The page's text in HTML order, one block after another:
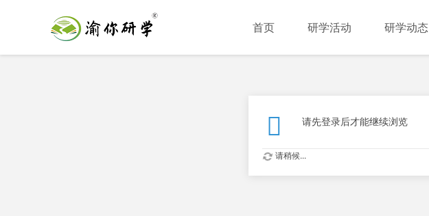
首页 研学活动 研学动态
请先登录后才能继续浏览
请稍候...